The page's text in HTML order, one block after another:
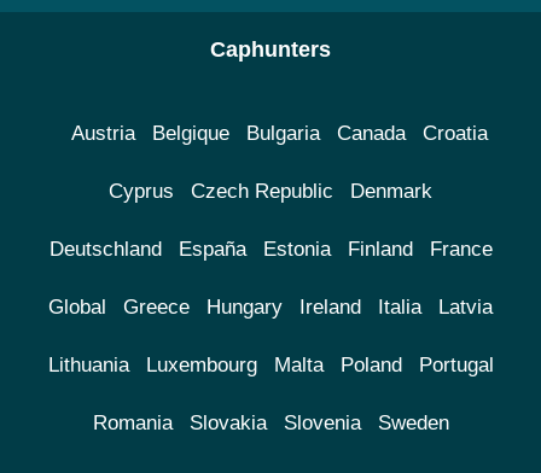
Caphunters
Austria Belgique Bulgaria Canada Croatia
Cyprus Czech Republic Denmark
Deutschland España Estonia Finland France
Global Greece Hungary Ireland Italia Latvia
Lithuania Luxembourg Malta Poland Portugal
Romania Slovakia Slovenia Sweden